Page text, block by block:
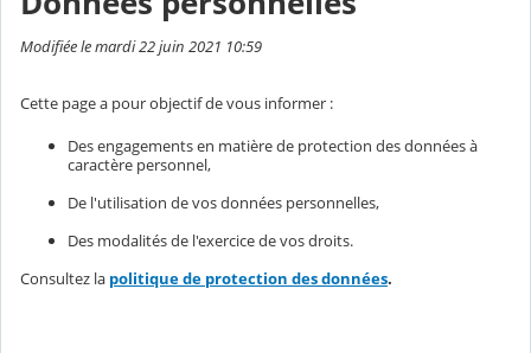
Modifiée le mardi 22 juin 2021 10:59
Cette page a pour objectif de vous informer :
Des engagements en matière de protection des données à
caractère personnel,
De l'utilisation de vos données personnelles,
Des modalités de l'exercice de vos droits.
Consultez la politique de protection des données.